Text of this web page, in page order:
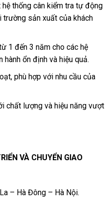
thống cân kiểm tra tự động
trường sản xuất của khách
1 đến 3 năm cho các hệ
ổn định và hiệu quả.
phù hợp với nhu cầu của
chất lượng và hiệu năng vượt
VÀ CHUYỂN GIAO
– Hà Đông – Hà Nội.